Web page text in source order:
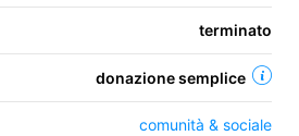
terminato
donazione semplice
comunità & sociale